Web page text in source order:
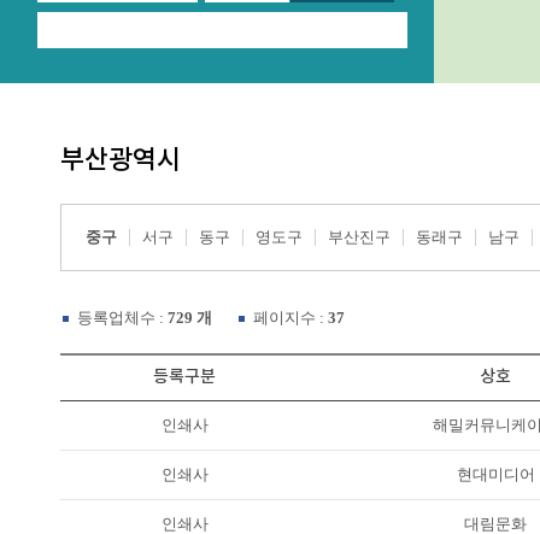
부산광역시
중구 서구 동구 영도구 부산진구 동래구 남구
등록업체수 : 729 개 페이지수 : 37
등록구분 상호
인쇄사 해밀커뮤니케
인쇄사 현대미디어
인쇄사 대림문화